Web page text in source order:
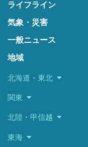
ライフライン
気象・災害
一般ニュース
地域
北海道・東北
関東
北陸・甲信越
東海